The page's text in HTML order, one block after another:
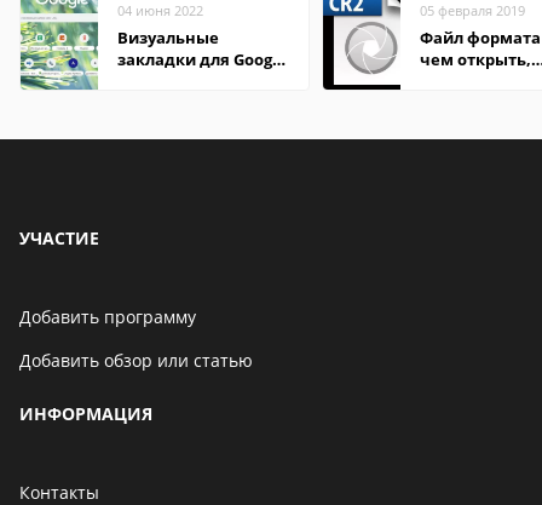
04 июня 2022
Визуальные
закладки для Google
05 февраля 2019
Файл формата
чем открыть,
УЧАСТИЕ
Добавить программу
Добавить обзор или статью
ИНФОРМАЦИЯ
Контакты